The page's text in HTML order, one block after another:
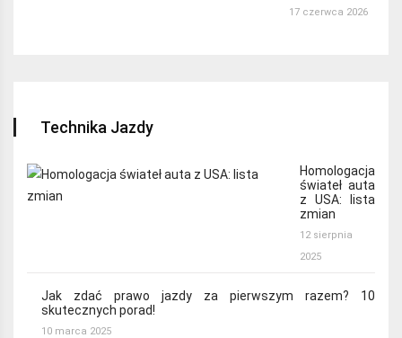
17 czerwca 2026
Technika Jazdy
Homologacja
świateł auta
z USA: lista
zmian
12 sierpnia
2025
Jak zdać prawo jazdy za pierwszym razem? 10
skutecznych porad!
10 marca 2025